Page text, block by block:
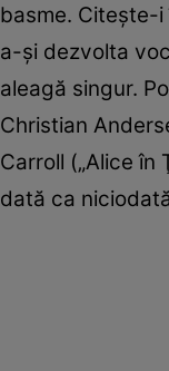
basme. Citeşte-
a-şi dezvolta
aleagă singur.
Christian
Carroll („Alice în
dată ca